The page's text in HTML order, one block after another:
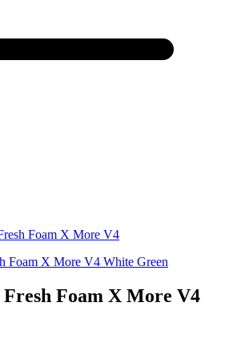
Foam X More V4
Fresh Foam X More V4